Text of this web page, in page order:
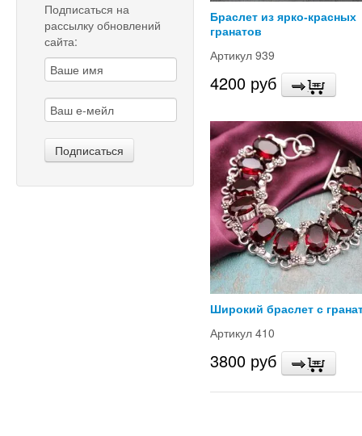
Подписаться на
рассылку обновлений
сайта:
Браслет из ярко-красных
гранатов
Артикул 939
4200 руб
Широкий браслет с
Артикул 410
3800 руб